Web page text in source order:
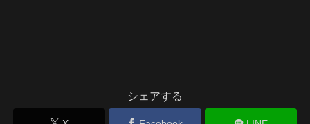
シェアする